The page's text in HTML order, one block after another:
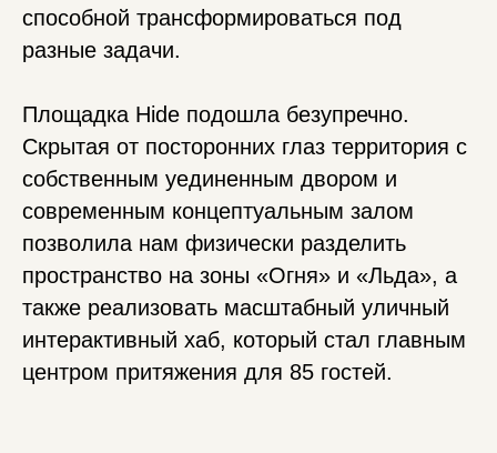
способной трансформироваться под
разные задачи.
Площадка Hide подошла безупречно.
Скрытая от посторонних глаз территория с
собственным уединенным двором и
современным концептуальным залом
позволила нам физически разделить
пространство на зоны «Огня» и «Льда», а
также реализовать масштабный уличный
интерактивный хаб, который стал главным
центром притяжения для 85 гостей.